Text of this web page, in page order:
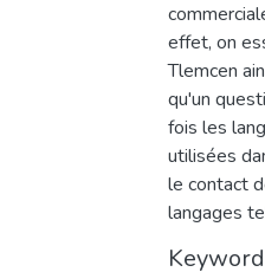
effet, on
Tlemcen
qu'un
fois les
utilisées
le contact
langages